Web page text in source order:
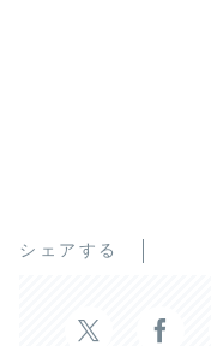
シェアする